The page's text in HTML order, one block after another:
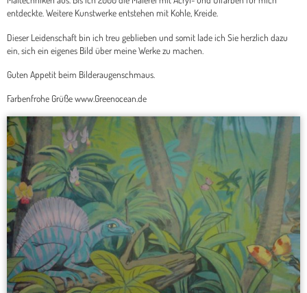
entdeckte. Weitere Kunstwerke entstehen mit Kohle, Kreide.
Dieser Leidenschaft bin ich treu geblieben und somit lade ich Sie herzlich dazu
ein, sich ein eigenes Bild über meine Werke zu machen.
Guten Appetit beim Bilderaugenschmaus.
Farbenfrohe Grüße www.Greenocean.de